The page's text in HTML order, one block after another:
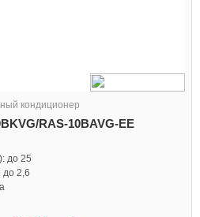
кондиционер
RAS-10BAVG-EE
до 25
до 2,6